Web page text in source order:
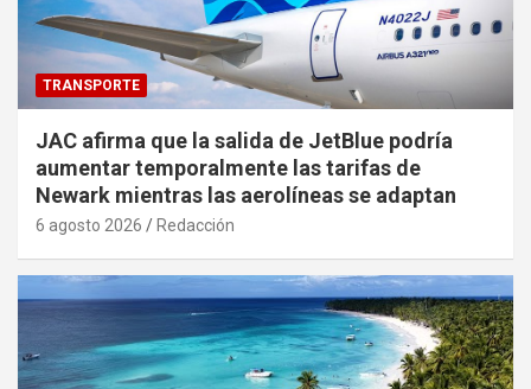
TRANSPORTE
JAC afirma que la salida de JetBlue podría
aumentar temporalmente las tarifas de
Newark mientras las aerolíneas se adaptan
6 agosto 2026 Redacción